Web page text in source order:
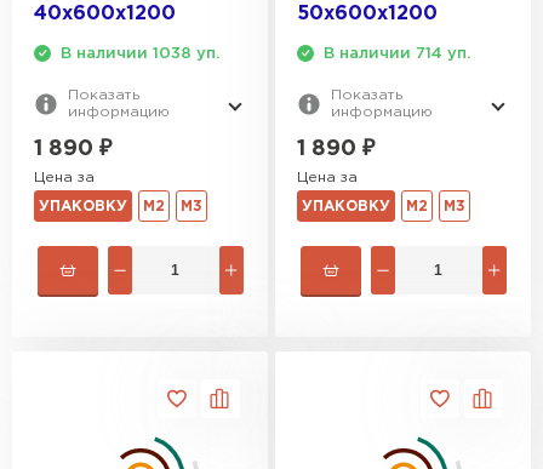
40х600х1200
В наличии 1038 уп.
Показать
информацию
1 890 ₽
Цена за
УПАКОВКУ М2 М3
50х600х1200
В наличии 714 уп.
Показать
информацию
1 890 ₽
Цена за
УПАКОВКУ М2 М3